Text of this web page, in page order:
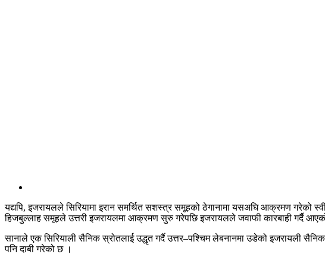
यद्यपि, इजरायलले सिरियामा इरान समर्थित सशस्त्र समूहको ठेगानामा यसअघि आक्रमण गरेको
हिजबुल्लाह समूहले उत्तरी इजरायलमा आक्रमण सुरु गरेपछि इजरायलले जवाफी कारबाही गर्दै
सानाले एक सिरियाली सैनिक स्रोतलाई उद्धृत गर्दै उत्तर–पश्चिम लेबनानमा उडेको इजरायली
पनि दाबी गरेको छ ।